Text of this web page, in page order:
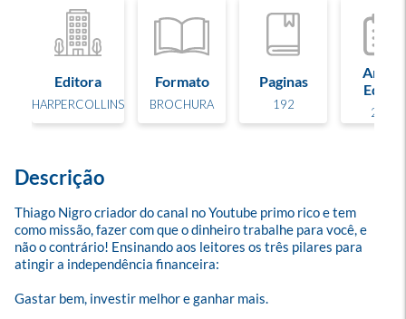
Editora
HARPERCOLLINS
Formato
BROCHURA
Paginas
192
Ano
Edição
2018
Descrição
Thiago Nigro criador do canal no Youtube primo rico e tem
como missão, fazer com que o dinheiro trabalhe para você, e
não o contrário! Ensinando aos leitores os três pilares para
atingir a independência financeira:
Gastar bem, investir melhor e ganhar mais.